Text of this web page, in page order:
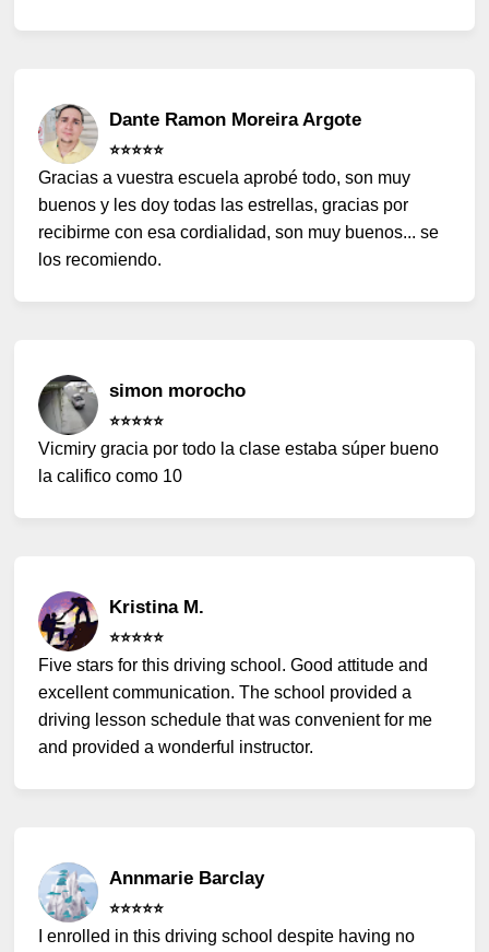
Dante Ramon Moreira Argote
⭐️⭐️⭐️⭐️⭐️
Gracias a vuestra escuela aprobé todo, son muy
buenos y les doy todas las estrellas, gracias por
recibirme con esa cordialidad, son muy buenos... se
los recomiendo.
simon morocho
⭐️⭐️⭐️⭐️⭐️
Vicmiry gracia por todo la clase estaba súper bueno
la califico como 10
Kristina M.
⭐️⭐️⭐️⭐️⭐️
Five stars for this driving school. Good attitude and
excellent communication. The school provided a
driving lesson schedule that was convenient for me
and provided a wonderful instructor.
Annmarie Barclay
⭐️⭐️⭐️⭐️⭐️
I enrolled in this driving school despite having no